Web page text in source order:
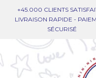
+45.000 CLIENTS
LIVRAISON RAPIDE -
SÉCURISÉ